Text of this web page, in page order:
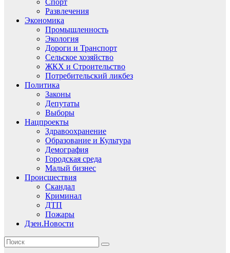
Спорт
Развлечения
Экономика
Промышленность
Экология
Дороги и Транспорт
Сельское хозяйство
ЖКХ и Строительство
Потребительский ликбез
Политика
Законы
Депутаты
Выборы
Нацпроекты
Здравоохранение
Образование и Культура
Демография
Городская среда
Малый бизнес
Происшествия
Скандал
Криминал
ДТП
Пожары
Дзен.Новости